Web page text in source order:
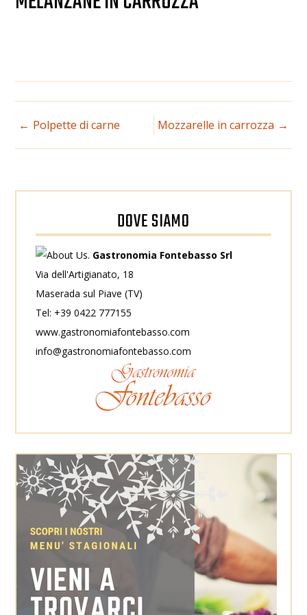
NAVIGAZIONE
ARTICOLI
Polpette di carne Mozzarelle in carrozza
DOVE SIAMO
Gastronomia Fontebasso Srl
Via dell'Artigianato, 18
Maserada sul Piave (TV)
Tel: +39 0422 777155
www.gastronomiafontebasso.com
info@gastronomiafontebasso.com